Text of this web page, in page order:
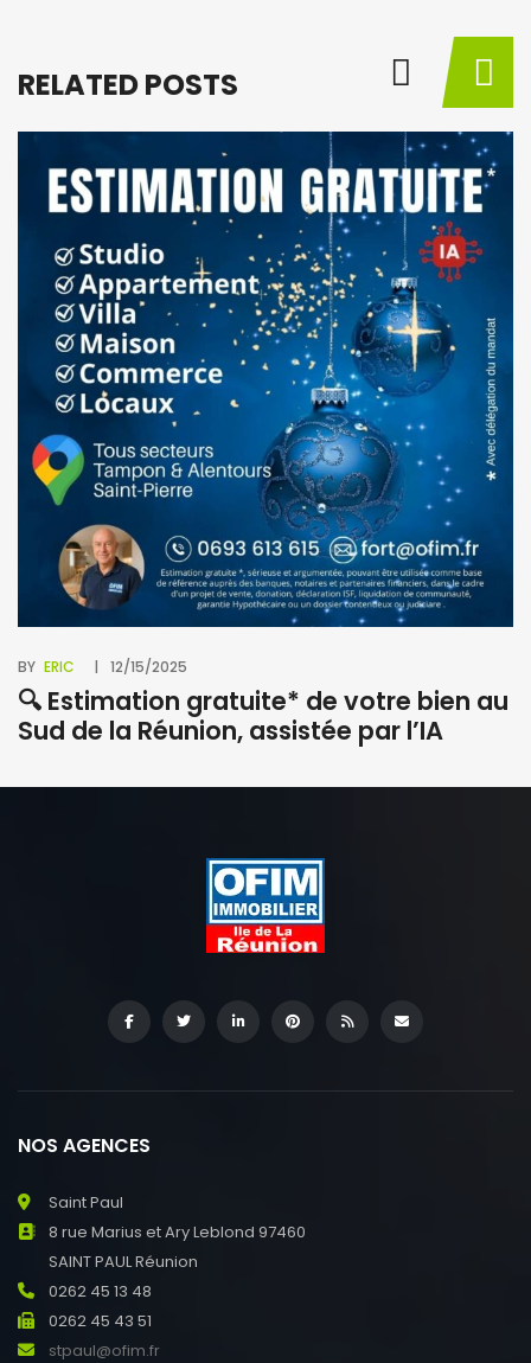
RELATED POSTS
BY ERIC 12/15/2025
🔍 Estimation gratuite* de votre bien au
Sud de la Réunion, assistée par l’IA
NOS AGENCES
Saint Paul
8 rue Marius et Ary Leblond 97460
SAINT PAUL Réunion
0262 45 13 48
0262 45 43 51
stpaul@ofim.fr